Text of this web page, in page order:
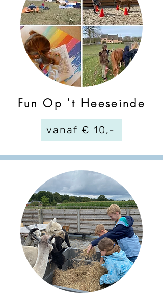
Fun Op 't Heeseinde
vanaf € 10,-